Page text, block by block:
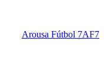
Arousa Fútbol 7AF7